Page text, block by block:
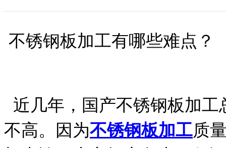
不锈钢板加工有哪些难点 ？
近几年，国产不锈钢板加
不高。因为不锈钢板加工质